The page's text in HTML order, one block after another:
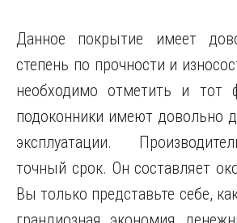
Данное покрытие имеет
степень по прочности и
необходимо отметить и тот
подоконники имеют довольно
эксплуатации.
точный срок. Он составляет
Вы только представьте себе,